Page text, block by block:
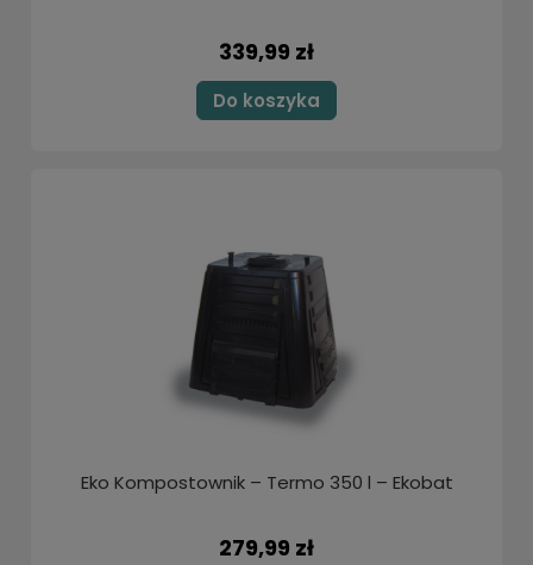
339,99 zł
Do koszyka
Eko Kompostownik – Termo 350 l – Ekobat
279,99 zł